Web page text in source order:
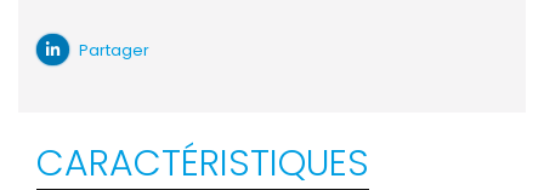
Partager
CARACTÉRISTIQUES